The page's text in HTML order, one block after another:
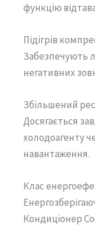
функцію
Підігрів
Забезпечують
негативних
Збільшений
Досягається
холодоагенту
навантаження.
Клас
Кондиціонер